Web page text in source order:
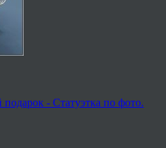
- Статуэтка по фото.